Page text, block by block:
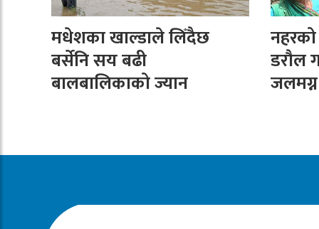
मधेशका खाल्डाले लिँदैछ
बर्सेनि सय बढी
बालबालिकाको ज्यान
डरौल
जलमग्न